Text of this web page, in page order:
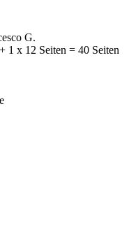
G.
1 x 12 Seiten = 40 Seiten